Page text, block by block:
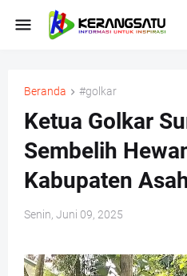
Beranda #golkar
Ketua Golkar
Sembelih
Kabupaten
Senin, Juni 09, 2025